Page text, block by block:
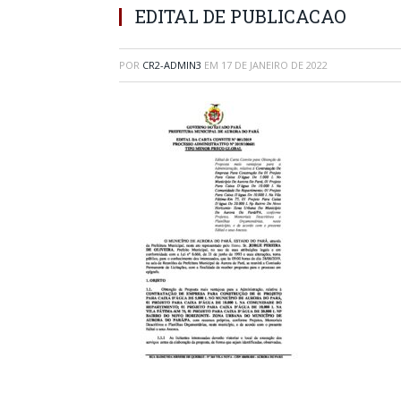
EDITAL DE PUBLICACAO
POR CR2-ADMIN3 EM 17 DE JANEIRO DE 2022